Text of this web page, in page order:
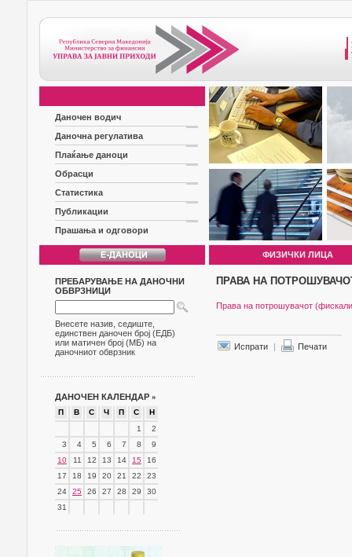
Даночен водич
Даночна регулатива
Плаќање даноци
Обрасци
Статистика
Публикации
Прашања и одговори
ФИЗИЧКИ ЛИЦА
ПРЕБАРУВАЊЕ НА ДАНОЧНИ
ОБВРЗНИЦИ
Внесете назив, седиште,
единствен даночен број (ЕДБ)
или матичен број (МБ) на
даночниот обврзник
ДАНОЧЕН КАЛЕНДАР »
П В С Ч П С
Н
1
2
3
4 5 6 7 8
9
10
11 12 13 14 15
16
17
18 19 20 21 22
23
24
25 26 27 28 29
30
31
ПРАВА НА
Права на потрошувачот
Испрати | Печати